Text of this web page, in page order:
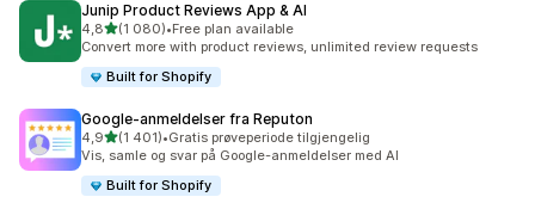
Junip Product Reviews App & AI
4,8av 5 stjerner
(1 080)
Totalt 1080 omtaler
•Free plan available
Convert more with product reviews, unlimited review requests
Built for Shopify
Google‑anmeldelser fra Reputon
4,9av 5 stjerner
(1 401)
Totalt 1401 omtaler
•Gratis prøveperiode tilgjengelig
Vis, samle og svar på Google-anmeldelser med AI
Built for Shopify